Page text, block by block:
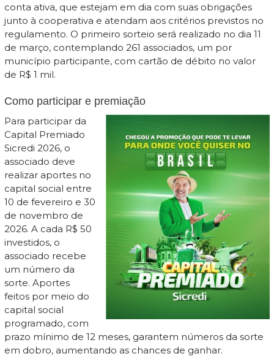
conta ativa, que estejam em dia com suas obrigações
junto à cooperativa e atendam aos critérios previstos no
regulamento. O primeiro sorteio será realizado no dia 11
de março, contemplando 261 associados, um por
município participante, com cartão de débito no valor
de R$ 1 mil.
Como participar e premiação
Para participar da
Capital Premiado
Sicredi 2026, o
associado deve
realizar aportes no
capital social entre
10 de fevereiro e 30
de novembro de
2026. A cada R$ 50
investidos, o
associado recebe
um número da
sorte. Aportes
feitos por meio do
capital social
programado, com
prazo mínimo de 12 meses, garantem números da sorte
em dobro, aumentando as chances de ganhar.